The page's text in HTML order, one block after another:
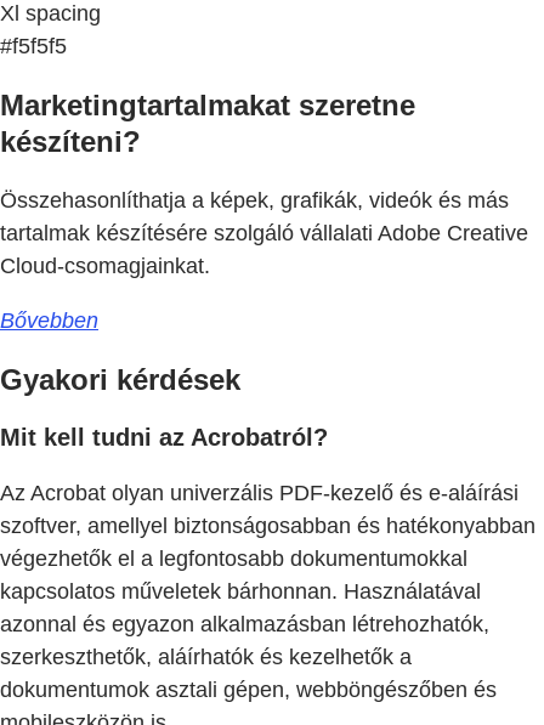
Xl spacing
#f5f5f5
Marketingtartalmakat szeretne
készíteni?
Összehasonlíthatja a képek, grafikák, videók és más
tartalmak készítésére szolgáló vállalati Adobe Creative
Cloud-csomagjainkat.
Bővebben
Gyakori kérdések
Mit kell tudni az Acrobatról?
Az Acrobat olyan univerzális PDF-kezelő és e-aláírási
szoftver, amellyel biztonságosabban és hatékonyabban
végezhetők el a legfontosabb dokumentumokkal
kapcsolatos műveletek bárhonnan. Használatával
azonnal és egyazon alkalmazásban létrehozhatók,
szerkeszthetők, aláírhatók és kezelhetők a
dokumentumok asztali gépen, webböngészőben és